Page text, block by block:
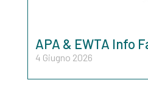
APA & EWTA Info
4 Giugno 2026